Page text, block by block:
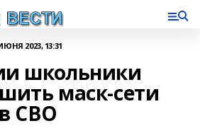
2023, 13:31
школьники
маск-сети
СВО